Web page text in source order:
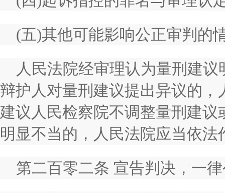
(五)其他可能影响公正审判的
人民法院经审理认为量刑建
辩护人对量刑建议提出异议的
建议人民检察院不调整量刑建
明显不当的，人民法院应当依法
第二百零二条 宣告判决，一